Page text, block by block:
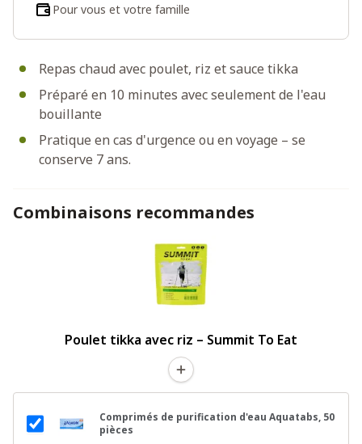
Repas chaud avec poulet, riz et sauce tikka
Préparé en 10 minutes avec seulement de l'eau
bouillante
Pratique en cas d'urgence ou en voyage – se
conserve 7 ans.
Pour vous et votre famille
Combinaisons recommandes
Poulet tikka avec riz – Summit To Eat
Comprimés de purification d'eau Aquatabs, 50
pièces